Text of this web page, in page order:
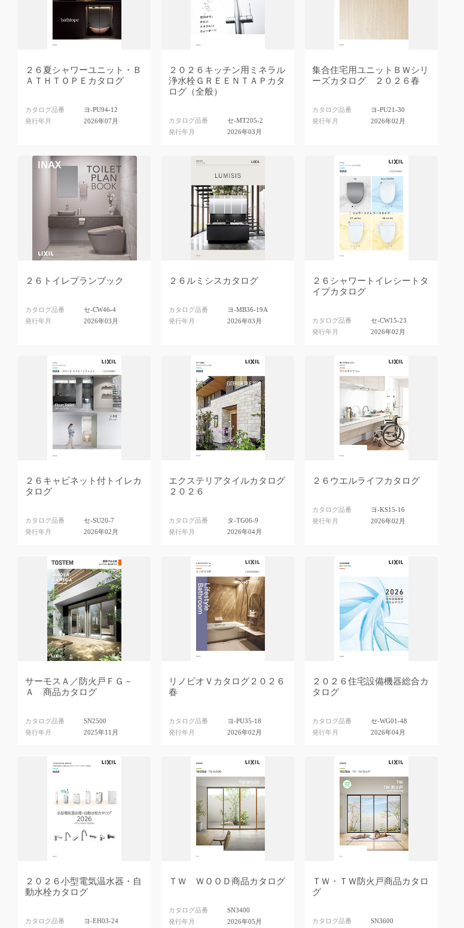
２６夏シャワーユニット・Ｂ
ＡＴＨＴＯＰＥカタログ
カタログ品番
ヨ-PU94-12
発行年月
2026年07月
２０２６キッチン用ミネラル
浄水栓ＧＲＥＥＮＴＡＰカタ
ログ（全般）
カタログ品番
セ-MT205-2
発行年月
2026年03月
集合住宅用ユニットＢＷシリ
ーズカタログ ２０２６春
カタログ品番
ヨ-PU21-30
発行年月
2026年02月
２６トイレプランブック
カタログ品番
セ-CW46-4
発行年月
2026年03月
２６ルミシスカタログ
カタログ品番
ヨ-MB36-19A
発行年月
2026年03月
２６シャワートイレシートタ
イプカタログ
カタログ品番
セ-CW15-23
発行年月
2026年02月
２６キャビネット付トイレカ
タログ
カタログ品番
セ-SU20-7
発行年月
2026年02月
エクステリアタイルカタログ
２０２６
カタログ品番
タ-TG06-9
発行年月
2026年04月
２６ウエルライフカタログ
カタログ品番
ヨ-KS15-16
発行年月
2026年02月
サーモスＡ／防火戸ＦＧ－
Ａ 商品カタログ
カタログ品番
SN2500
発行年月
2025年11月
リノビオＶカタログ２０２６
春
カタログ品番
ヨ-PU35-18
発行年月
2026年02月
２０２６住宅設備機器総合カ
タログ
カタログ品番
セ-WG01-48
発行年月
2026年04月
２０２６小型電気温水器・自
動水栓カタログ
カタログ品番 ヨ-EH03-24
ＴＷ ＷＯＯＤ商品カタログ
カタログ品番
SN3400
発行年月
2026年05月
ＴＷ・ＴＷ防火戸商品カタロ
グ
カタログ品番 SN3600